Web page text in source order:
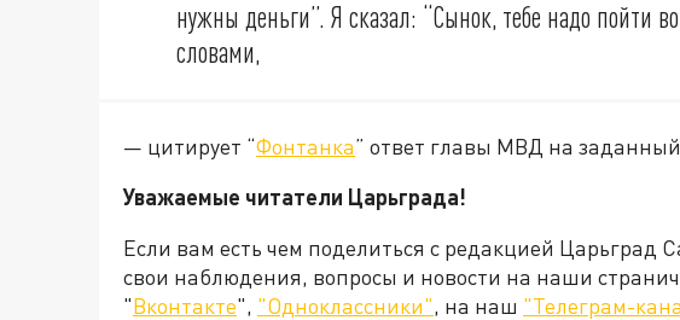
нужны деньги”. Я сказал: “Сынок, тебе надо пойти
словами,
— цитирует “Фонтанка” ответ главы МВД на
Уважаемые читатели Царьграда!
Если вам есть чем поделиться с редакцией Царьград
свои наблюдения, вопросы и новости на наши
"Вконтакте", "Одноклассники", на наш "Телеграм-